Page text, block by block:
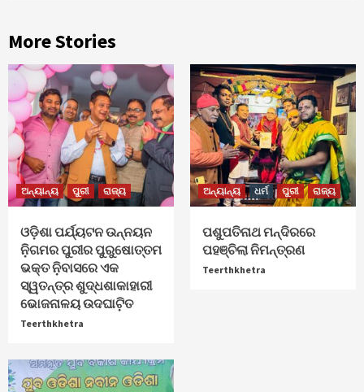
More Stories
ଅନ୍ୟାନ୍ୟ ପୁରୀ ରାଜ୍ୟ
ଓଡ଼ିଶା ପର୍ଯ୍ୟଟନ ଉନ୍ନୟନ
ନ଼ିଗମର ପୁରୀର ପୁରୁଷୋତ୍ତମ
ଭକ୍ତ ନ଼ିବାସରେ ଏକ
ସ୍ୱତନ୍ତ୍ର ଶୁଦ୍ଧଶାକାହାରୀ
ଭୋଜନାଳୟ ଉଦଘାଟ଼ିତ
Teerthkhetra
ଅନ୍ୟାନ୍ୟ ଧର୍ମ ପୁରୀ ରାଜ୍ୟ
ପଶୁପତିନାଥ ମନ୍ଦିରରେ
ପହଞ୍ଚିଲା ନିମନ୍ତ୍ରଣ
Teerthkhetra